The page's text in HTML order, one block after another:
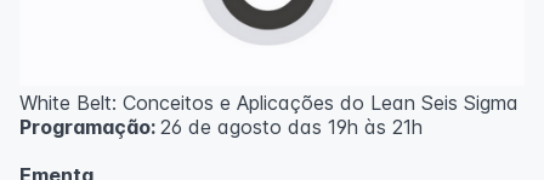
White Belt: Conceitos e Aplicações do Lean Seis Sigma
Programação: 26 de agosto das 19h às 21h